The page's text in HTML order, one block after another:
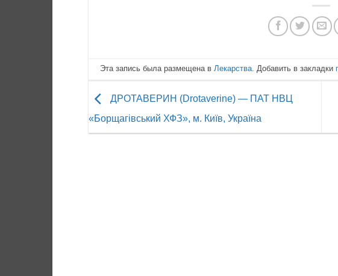
Эта запись была размещена вЛекарства. Добавить в закладки
ДРОТАВЕРИН (Drotaverine) — ПАТ НВЦ
«Борщагівський ХФЗ», м. Київ, Україна